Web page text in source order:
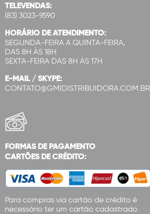
TELEVENDAS:
(83) 3023-9590
HORÁRIO DE ATENDIMENTO:
SEGUNDA-FEIRA A QUINTA-FEIRA,
DAS 8H ÀS 18H
SEXTA-FEIRA DAS 8H ÀS 17H
E-MAIL / SKYPE:
CONTATO@GMIDISTRIBUIDORA.COM.BR
FORMAS DE PAGAMENTO
CARTÕES DE CRÉDITO:
Para compras via cartão de crédito é
necessário ter um cartão cadastrado.